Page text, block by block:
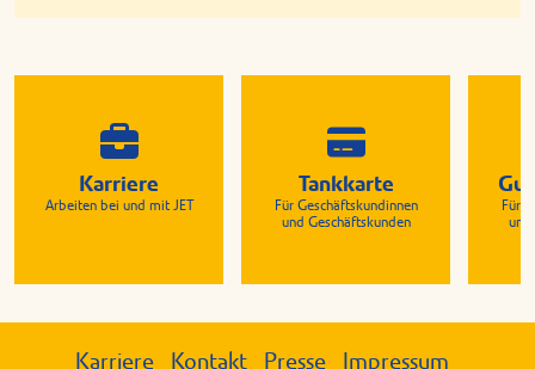
Karriere
Arbeiten bei und mit JET
Tankkarte
Für Geschäftskundinnen
und Geschäftskunden
Für
und
Karriere Kontakt Presse Impressum